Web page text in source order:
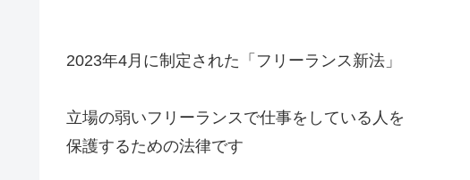
2023年4月に制定された「フリーランス新法」
立場の弱いフリーランスで仕事をしている人を
保護するための法律です